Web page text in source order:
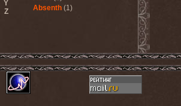
Y
Z
Absenth (1)
Abysskvlt (2)
Abyssphere (1)